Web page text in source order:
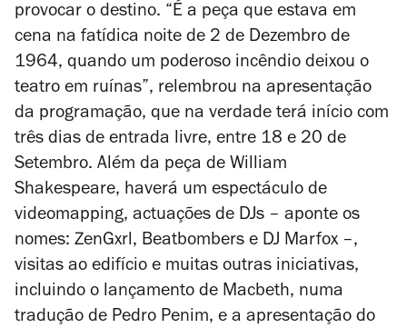
provocar o destino. “É a peça que estava em
cena na fatídica noite de 2 de Dezembro de
1964, quando um poderoso incêndio deixou o
teatro em ruínas”, relembrou na apresentação
da programação, que na verdade terá início com
três dias de entrada livre, entre 18 e 20 de
Setembro. Além da peça de William
Shakespeare, haverá um espectáculo de
videomapping, actuações de DJs – aponte os
nomes: ZenGxrl, Beatbombers e DJ Marfox –,
visitas ao edifício e muitas outras iniciativas,
incluindo o lançamento de Macbeth, numa
tradução de Pedro Penim, e a apresentação do